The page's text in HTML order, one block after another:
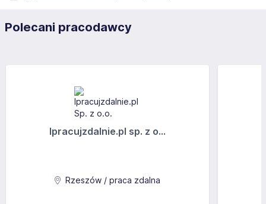
Polecani pracodawcy
Ipracujzdalnie.pl sp. z o...
Rzeszów / praca zdalna